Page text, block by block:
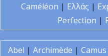
Caméléon | Ελλάς |
Perfection |
Abel | Archimède | Camus